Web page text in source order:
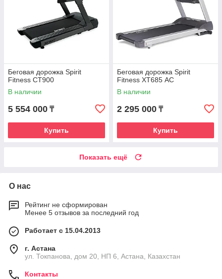
Беговая дорожка Spirit
Fitness CT900
В наличии
5 554 000 ₸
Купить
Беговая дорожка Spirit
Fitness XT685 АC
В наличии
2 295 000 ₸
Купить
Показать ещё
О нас
Рейтинг не сформирован
Менее 5 отзывов за последний год
Работает с 15.04.2013
г. Астана
ул. Токпанова, дом 20, НП 6, Астана, Казахстан
Контакты